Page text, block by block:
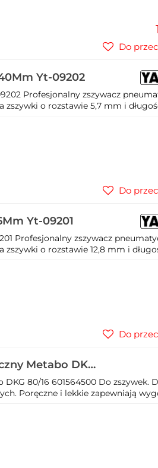
Do
Yt-09202
Profesjonalny zszywacz
o rozstawie 5,7 mm i
Do
Yt-09201
Profesjonalny zszywacz
o rozstawie 12,8 mm i
Do
Metabo DKG
80/16 601564500 Do zszywek.
Poręczne i lekkie zapewniają